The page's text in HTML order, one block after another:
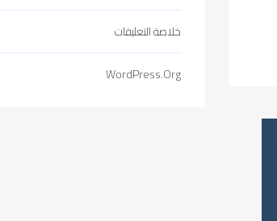
خلاصة التعليقات
WordPress.org